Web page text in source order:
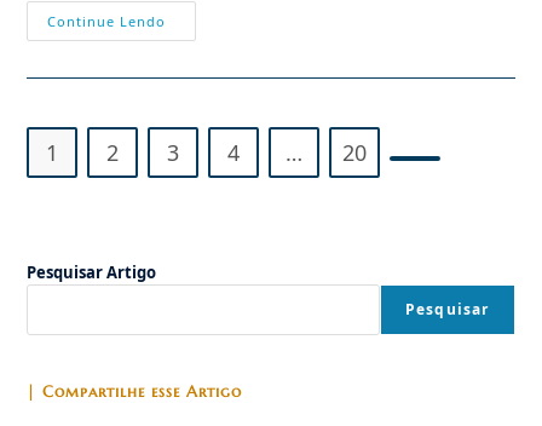
Continue Lendo
Cruel
1 2 3 4 … 20
Pesquisar Artigo
Pesquisar
| Compartilhe esse Artigo